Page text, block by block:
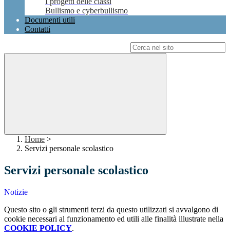
Bullismo e cyberbullismo
Documenti utili
Contatti
Home >
Servizi personale scolastico
Servizi personale scolastico
Notizie
Questo sito o gli strumenti terzi da questo utilizzati si avvalgono di
cookie necessari al funzionamento ed utili alle finalità illustrate nella
COOKIE POLICY.